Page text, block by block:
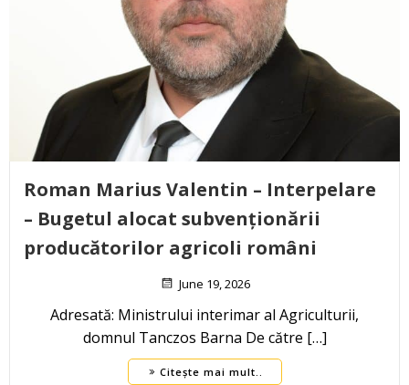
Roman Marius Valentin – Interpelare
– Bugetul alocat subvenționării
producătorilor agricoli români
June 19, 2026
Adresată: Ministrului interimar al Agriculturii,
domnul Tanczos Barna De către […]
Citește mai mult..